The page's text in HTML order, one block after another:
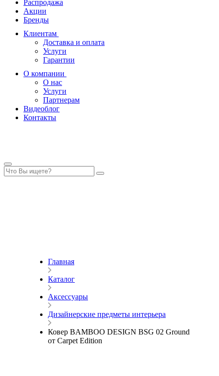
Распродажа
Акции
Бренды
Клиентам
Доставка и оплата
Услуги
Гарантии
О компании
О нас
Услуги
Партнерам
Видеоблог
Контакты
Главная
Каталог
Аксессуары
Дизайнерские предметы интерьера
Ковер BAMBOO DESIGN BSG 02 Ground
от Carpet Edition